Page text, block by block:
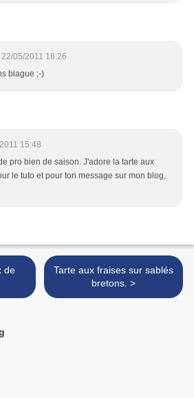
22/05/2011 18:26
blague ;-)
15:48
pro bien de saison. J'adore la tarte aux
le tuto et pour ton message sur mon blog,
Tarte aux fraises sur sablés
bretons. >